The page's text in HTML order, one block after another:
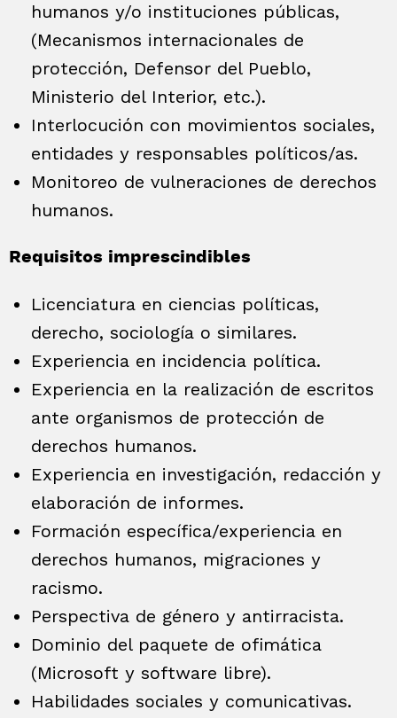
humanos y/o instituciones públicas,
(Mecanismos internacionales de
protección, Defensor del Pueblo,
Ministerio del Interior, etc.).
Interlocución con movimientos sociales,
entidades y responsables políticos/as.
Monitoreo de vulneraciones de derechos
humanos.
Requisitos imprescindibles
Licenciatura en ciencias políticas,
derecho, sociología o similares.
Experiencia en incidencia política.
Experiencia en la realización de escritos
ante organismos de protección de
derechos humanos.
Experiencia en investigación, redacción y
elaboración de informes.
Formación específica/experiencia en
derechos humanos, migraciones y
racismo.
Perspectiva de género y antirracista.
Dominio del paquete de ofimática
(Microsoft y software libre).
Habilidades sociales y comunicativas.